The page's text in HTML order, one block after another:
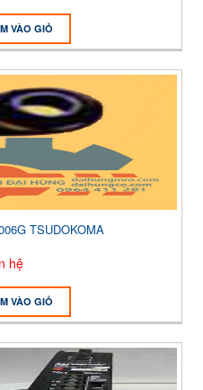
VÀO GIỎ
TSUDOKOMA
hệ
VÀO GIỎ